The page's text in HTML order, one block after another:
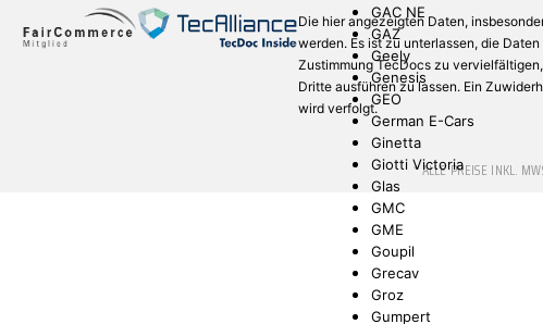
GAC NE
GAZ
Geely
Genesis
GEO
German E-Cars
Ginetta
Giotti Victoria
Glas
GMC
GME
Goupil
Grecav
Groz
Gumpert
Die hier angezeigten Daten,
werden. Es ist zu unterlassen, die
Zustimmung TecDocs zu
Dritte ausführen zu lassen. Ein
wird verfolgt.
* ALLE PREISE INKL.